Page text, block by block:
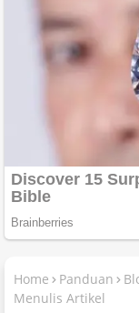
Home Panduan
Menulis Artikel